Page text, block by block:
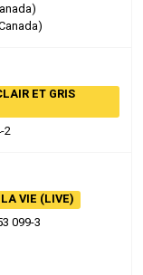
ET GRIS
2
VIE (LIVE)
099-3